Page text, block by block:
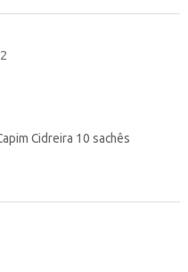
Cidreira 10 sachês